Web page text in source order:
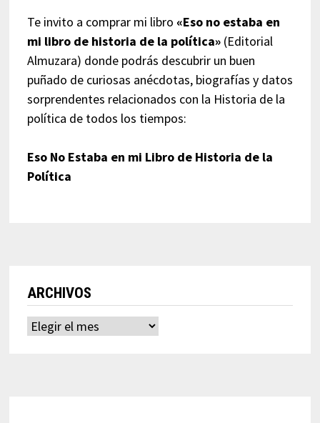
Te invito a comprar mi libro «Eso no estaba en
mi libro de historia de la política»(Editorial
Almuzara) donde podrás descubrir un buen
puñado de curiosas anécdotas, biografías y datos
sorprendentes relacionados con la Historia de la
política de todos los tiempos:
Eso No Estaba en mi Libro de Historia de la
Política
ARCHIVOS
Archivos